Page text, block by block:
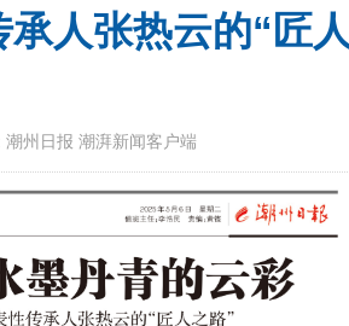
人张热云的“匠人
潮州日报 潮湃新闻客户端